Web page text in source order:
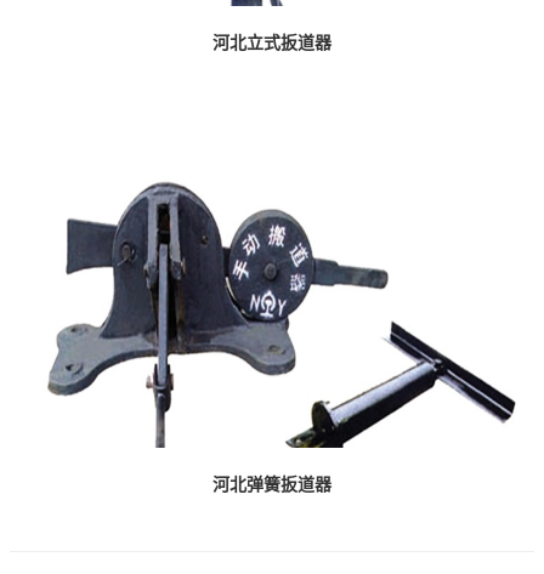
河北立式扳道器
河北弹簧扳道器